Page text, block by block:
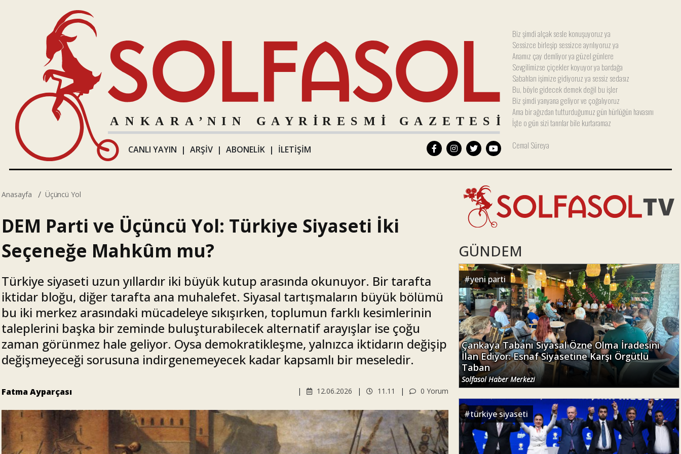
CANLI YAYIN |ARŞİV |ABONELİK | İLETİŞİM
Biz şimdi alçak sesle konuşuyoruz ya
Sessizce birleşip sessizce ayrılıyoruz ya
Anamız çay demliyor ya güzel günlere
Sevgilimizse çiçekler koyuyor ya bardağa
Sabahları işimize gidiyoruz ya sessiz sedasız
Bu, böyle gidecek demek değil bu işler
Biz şimdi yanyana geliyor ve çoğalıyoruz
Ama bir ağızdan tutturduğumuz gün hürlüğün havasını
İşte o gün sizi tanrılar bile kurtaramaz
Cemal Süreya
Anasayfa Üçüncü Yol
DEM Parti ve Üçüncü Yol: Türkiye Siyaseti İki
Seçeneğe Mahkûm mu?
Türkiye siyaseti uzun yıllardır iki büyük kutup arasında okunuyor. Bir tarafta
iktidar bloğu, diğer tarafta ana muhalefet. Siyasal tartışmaların büyük bölümü
bu iki merkez arasındaki mücadeleye sıkışırken, toplumun farklı kesimlerinin
taleplerini başka bir zeminde buluşturabilecek alternatif arayışlar ise çoğu
zaman görünmez hale geliyor. Oysa demokratikleşme, yalnızca iktidarın değişip
değişmeyeceği sorusuna indirgenemeyecek kadar kapsamlı bir meseledir.
Fatma Ayparçası 0 Yorum
11.11
12.06.2026
GÜNDEM
#yeni parti
Çankaya Tabanı Siyasal Özne Olma İradesini
İlan Ediyor: Esnaf Siyasetine Karşı Örgütlü
Taban
Solfasol Haber Merkezi
#türkiye siyaseti